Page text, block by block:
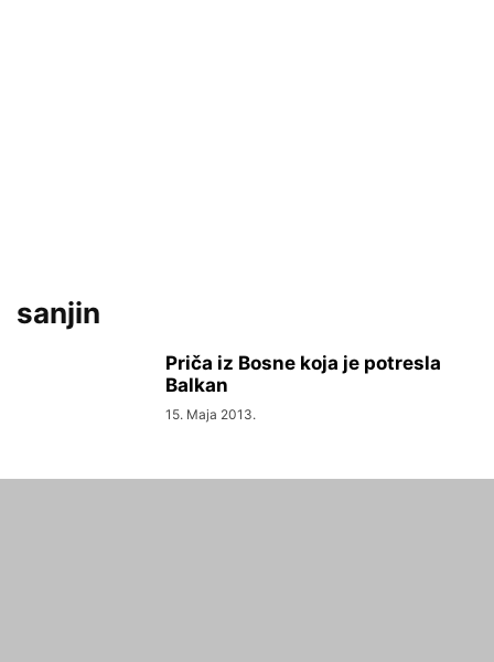
sanjin
Priča iz Bosne koja je potresla
Balkan
15. Maja 2013.